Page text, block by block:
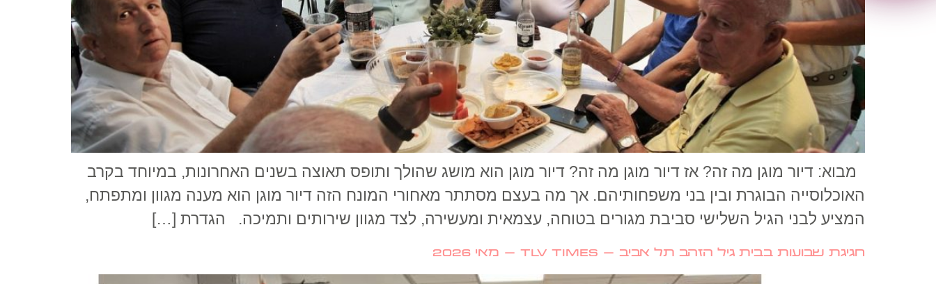
מבוא: דיור מוגן מה זה? אז דיור מוגן מה זה? דיור מוגן הוא מושג שהולך ותופס תאוצה בשנים האחרונות, במיוחד בקרב
האוכלוסייה הבוגרת ובין בני משפחותיהם. אך מה בעצם מסתתר מאחורי המונח הזה דיור מוגן הוא מענה מגוון ומתפתח,
המציע לבני הגיל השלישי סביבת מגורים בטוחה, עצמאית ומעשירה, לצד מגוון שירותים ותמיכה. הגדרת […]
חגיגת שבועות בבית גיל הזהב תל אביב – TLV TIMES – מאי 2026